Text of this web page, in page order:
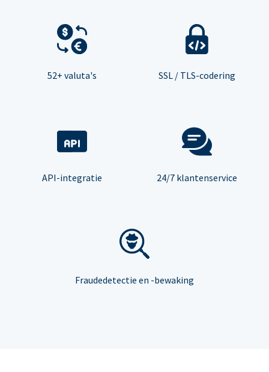
52+ valuta's SSL / TLS-codering
API-integratie 24/7 klantenservice
Fraudedetectie en -bewaking